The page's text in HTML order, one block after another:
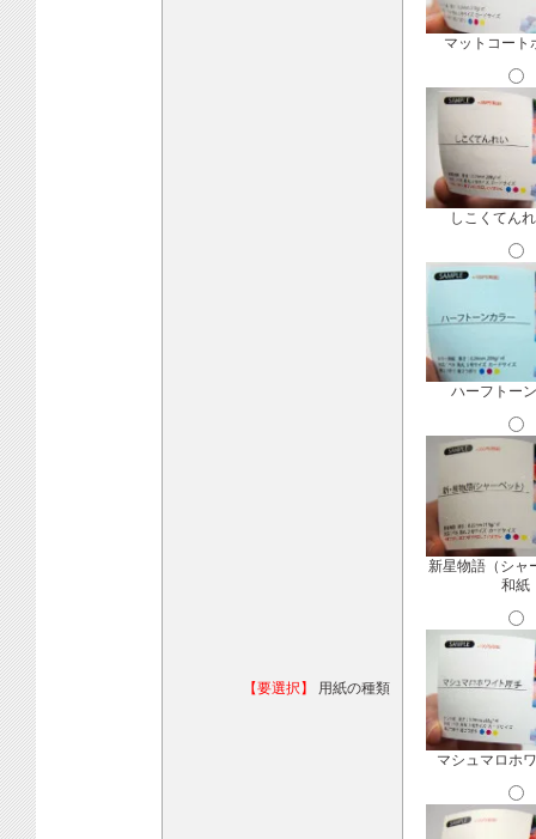
【要選択】 用紙の種類
マットコート
しこくてん
ハーフトー
新星物語（シャ
和紙
マシュマロホ